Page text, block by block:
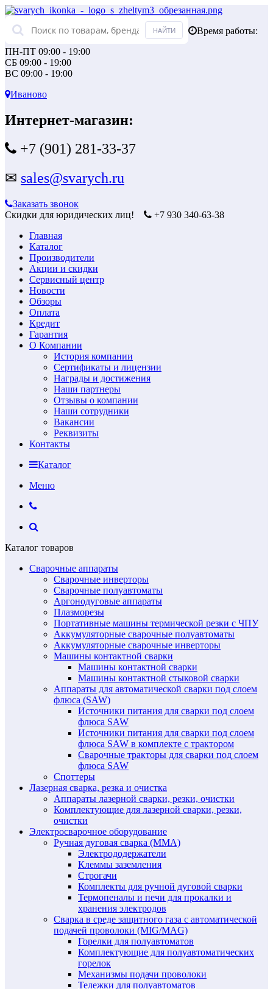
Время работы:
ПН-ПТ 09:00 - 19:00
СБ 09:00 - 19:00
ВС 09:00 - 19:00
Иваново
Интернет-магазин:
+7 (901) 281-33-37
✉ sales@svarych.ru
Заказать звонок
Скидки для юридических лиц!
+7 930 340-63-38
Главная
Каталог
Производители
Акции и скидки
Сервисный центр
Новости
Обзоры
Оплата
Кредит
Гарантия
О Компании
История компании
Сертификаты и лицензии
Награды и достижения
Наши партнеры
Отзывы о компании
Наши сотрудники
Вакансии
Реквизиты
Контакты
Каталог
Меню
Каталог товаров
Сварочные аппараты
Сварочные инверторы
Сварочные полуавтоматы
Аргонодуговые аппараты
Плазморезы
Портативные машины термической резки с ЧПУ
Аккумуляторные сварочные полуавтоматы
Аккумуляторные сварочные инверторы
Машины контактной сварки
Машины контактной сварки
Машины контактной стыковой сварки
Аппараты для автоматической сварки под слоем
флюса (SAW)
Источники питания для сварки под слоем
флюса SAW
Источники питания для сварки под слоем
флюса SAW в комплекте с трактором
Сварочные тракторы для сварки под слоем
флюса SAW
Споттеры
Лазерная сварка, резка и очистка
Аппараты лазерной сварки, резки, очистки
Комплектующие для лазерной сварки, резки,
очистки
Электросварочное оборудование
Ручная дуговая сварка (MMA)
Электрододержатели
Клеммы заземления
Строгачи
Комплекты для ручной дуговой сварки
Термопеналы и печи для прокалки и
хранения электродов
Сварка в среде защитного газа с автоматической
подачей проволоки (MIG/MAG)
Горелки для полуавтоматов
Комплектующие для полуавтоматических
горелок
Механизмы подачи проволоки
Тележки для полуавтоматов